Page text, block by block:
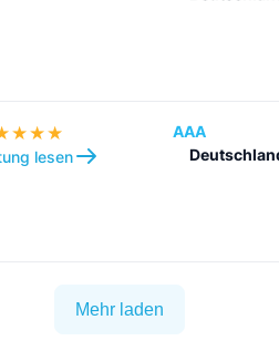
lesen
AAA
Mehr laden